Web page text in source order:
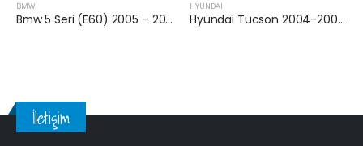
BMW
Bmw 5 Seri (E60) 2005 – 2010 Arası 5.20 Dizel Hava Filtresi
HYUNDAI
Hyundai Tucson 2004-2008 Arası 2.0 Dizel Yağ Filtresi
İletişim